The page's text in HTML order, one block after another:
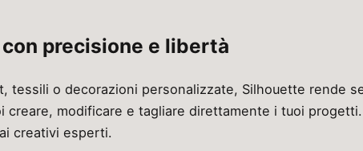
precisione e libertà
tessili o decorazioni personalizzate, Silhouette rende
modificare e tagliare direttamente i tuoi
creativi esperti.